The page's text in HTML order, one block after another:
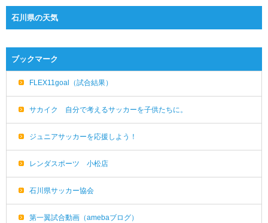
石川県の天気
ブックマーク
FLEX11goal（試合結果）
サカイク 自分で考えるサッカーを子供たちに。
ジュニアサッカーを応援しよう！
レンダスポーツ 小松店
石川県サッカー協会
第一翼試合動画（amebaブログ）